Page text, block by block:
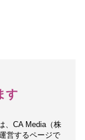
す
CA Media（株
営するページで